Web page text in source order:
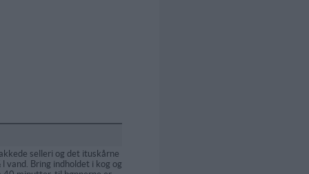
selleri og det ituskårne
vand. Bring indholdet i kog og